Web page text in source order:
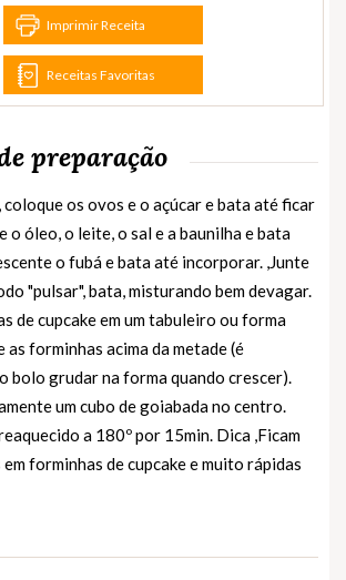
Imprimir Receita
Receitas Favoritas
preparação
os ovos e o açúcar e bata até ficar
o óleo, o leite, o sal e a baunilha e bata
o fubá e bata até incorporar. ,Junte
"pulsar", bata, misturando bem devagar.
de cupcake em um tabuleiro ou forma
as forminhas acima da metade (é
bolo grudar na forma quando crescer).
um cubo de goiabada no centro.
a 180º por 15min. Dica ,Ficam
forminhas de cupcake e muito rápidas